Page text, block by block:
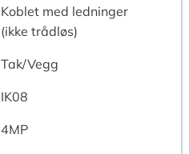
Koblet med ledninger
(ikke trådløs)
Tak/Vegg
IK08
4MP